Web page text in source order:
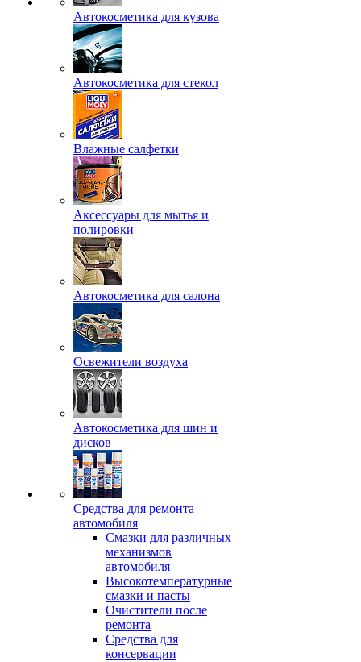
Автокосметика для кузова
Автокосметика для стекол
Влажные салфетки
Аксессуары для мытья и
полировки
Автокосметика для салона
Освежители воздуха
Автокосметика для шин и
дисков
Средства для ремонта
автомобиля
Смазки для различных
механизмов
автомобиля
Высокотемпературные
смазки и пасты
Очистители после
ремонта
Средства для
консервации